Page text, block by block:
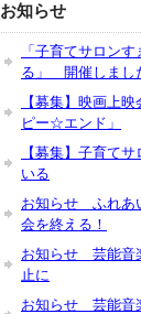
お知らせ
「子育てサロンす
る」 開催しまし
【募集】映画上映
ピー☆エンド」
【募集】子育てサ
いる
お知らせ ふれあ
会を終える！
お知らせ 芸能音
止に
お知らせ 芸能音